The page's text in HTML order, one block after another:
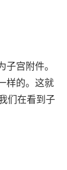
宫附件。
样的。这就
们在看到子